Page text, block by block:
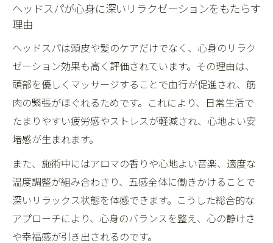
ヘッドスパが心身に深いリラクゼーションをもたらす
理由
ヘッドスパは頭皮や髪のケアだけでなく、心身のリラク
ゼーション効果も高く評価されています。その理由は、
頭部を優しくマッサージすることで血行が促進され、筋
肉の緊張がほぐれるためです。これにより、日常生活で
たまりやすい疲労感やストレスが軽減され、心地よい安
堵感が生まれます。
また、施術中にはアロマの香りや心地よい音楽、適度な
温度調整が組み合わさり、五感全体に働きかけることで
深いリラックス状態を体感できます。こうした総合的な
アプローチにより、心身のバランスを整え、心の静けさ
や幸福感が引き出されるのです。